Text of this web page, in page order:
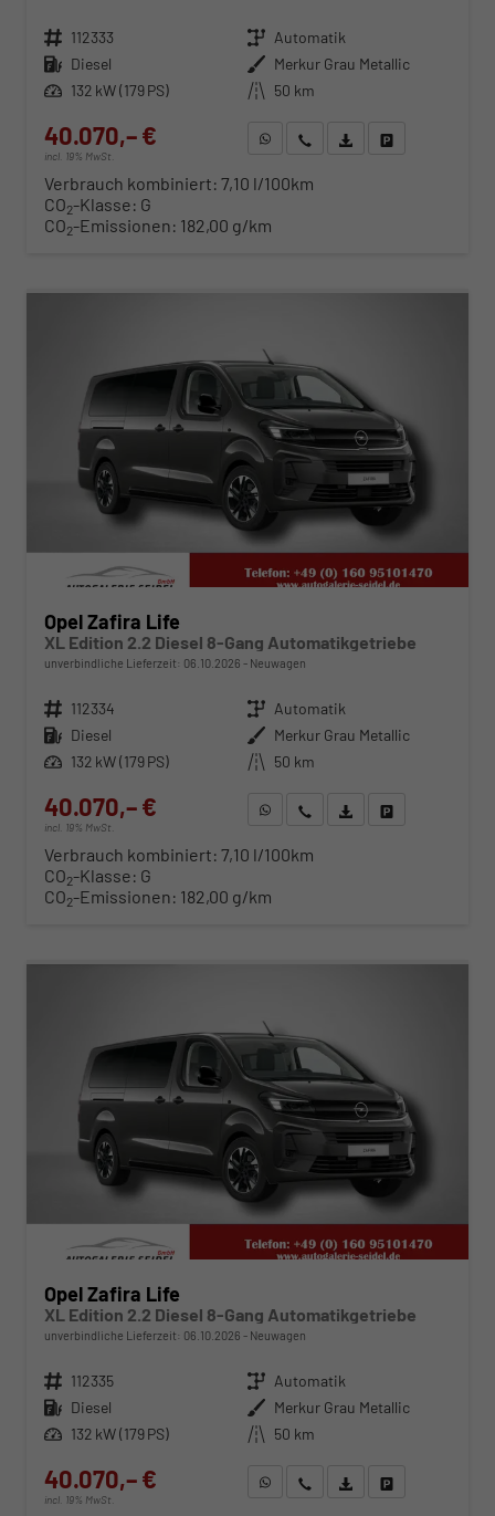
Fahrzeugnr. 112333 Getriebe Automatik
Kraftstoff Diesel Außenfarbe Merkur Grau Metallic
Leistung 132 kW (179 PS) Kilometerstand 50 km
40.070,– €
incl. 19% MwSt.
WhatsApp anfragen
Wir rufen Sie anFahrzeugexposé (PDF)
Verbrauch kombiniert: 7,10 l/100km
CO2-Klasse: G
CO2-Emissionen: 182,00 g/km
Opel Zafira Life
XL Edition 2.2 Diesel 8-Gang Automatikgetriebe
unverbindliche Lieferzeit: 06.10.2026 Neuwagen
Fahrzeugnr. 112334 Getriebe Automatik
Kraftstoff Diesel Außenfarbe Merkur Grau Metallic
Leistung 132 kW (179 PS) Kilometerstand 50 km
40.070,– €
incl. 19% MwSt.
WhatsApp anfragen
Wir rufen Sie anFahrzeugexposé (PDF)
Verbrauch kombiniert: 7,10 l/100km
CO2-Klasse: G
CO2-Emissionen: 182,00 g/km
Opel Zafira Life
XL Edition 2.2 Diesel 8-Gang Automatikgetriebe
unverbindliche Lieferzeit: 06.10.2026 Neuwagen
Fahrzeugnr. 112335 Getriebe Automatik
Kraftstoff Diesel Außenfarbe Merkur Grau Metallic
Leistung 132 kW (179 PS) Kilometerstand 50 km
40.070,– €
incl. 19% MwSt.
WhatsApp anfragen
Wir rufen Sie anFahrzeugexposé (PDF)